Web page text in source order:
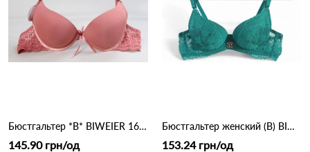
Бюстгальтер *В* BIWEIER 1666 9.2 Оранжевый
145.90 грн/од
Бюстгальтер женский (B) BIWEIER 87718 7,2 Зеленый
153.24 грн/од